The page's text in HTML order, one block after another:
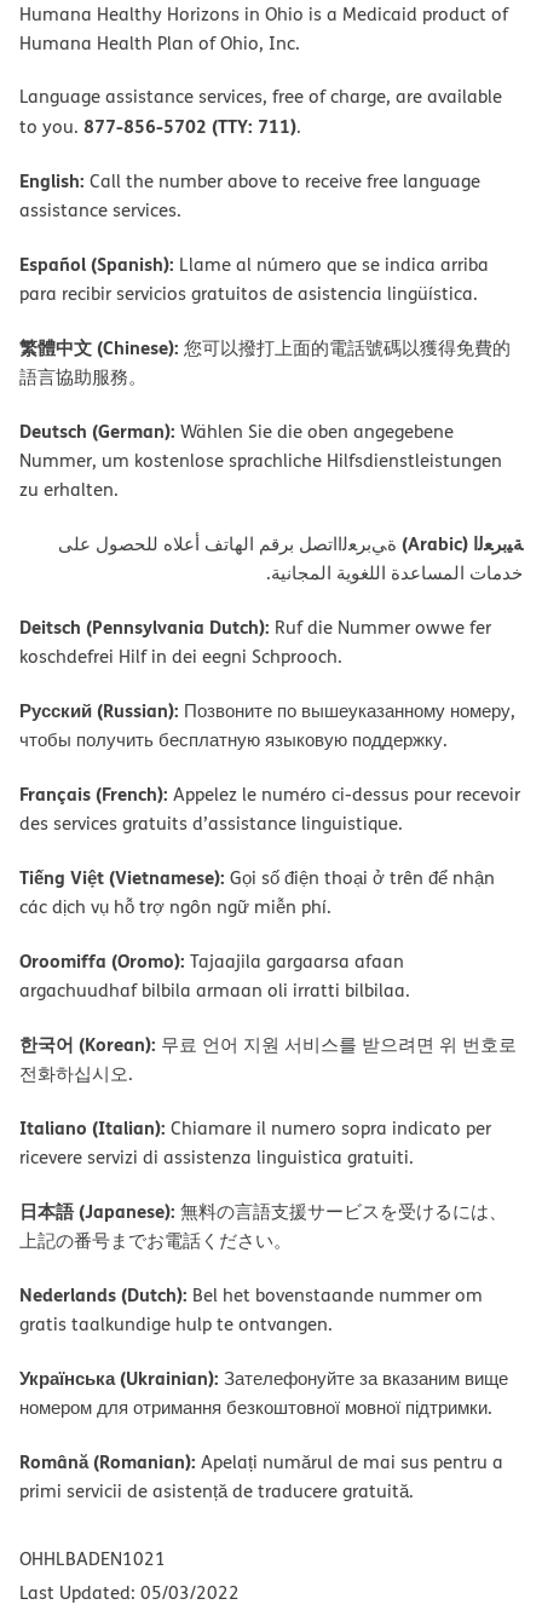
Humana Healthy Horizons in Ohio is a Medicaid product of
Humana Health Plan of Ohio, Inc.
Language assistance services, free of charge, are available
to you. 877-856-5702 (TTY: 711).
English: Call the number above to receive free language
assistance services.
Español (Spanish): Llame al número que se indica arriba
para recibir servicios gratuitos de asistencia lingüística.
繁體中文 (Chinese): 您可以撥打上面的電話號碼以獲得免費的
語言協助服務。
Deutsch (German): Wählen Sie die oben angegebene
Nummer, um kostenlose sprachliche Hilfsdienstleistungen
zu erhalten.
ﺔﯿﺑﺮﻌﻟا (Arabic)
ةﻲﺑﺮﻌﻟااﺗﺼﻞ ﺑﺮﻗﻢ اﻟﮭﺎﺗﻒ أﻋﻼه ﻟﻠﺤﺼﻮل ﻋﻠﻰ
ﺧﺪﻣﺎت اﻟﻤﺴﺎﻋﺪة اﻟﻠﻐﻮﯾﺔ اﻟﻤﺠﺎﻧﯿﺔ.
Deitsch (Pennsylvania Dutch): Ruf die Nummer owwe fer
koschdefrei Hilf in dei eegni Schprooch.
Русский (Russian): Позвоните по вышеуказанному номеру,
чтобы получить бесплатную языковую поддержку.
Français (French): Appelez le numéro ci-dessus pour recevoir
des services gratuits d’assistance linguistique.
Tiếng Việt (Vietnamese): Gọi số điện thoại ở trên để nhận
các dịch vụ hỗ trợ ngôn ngữ miễn phí.
Oroomiffa (Oromo): Tajaajila gargaarsa afaan
argachuudhaf bilbila armaan oli irratti bilbilaa.
한국어 (Korean): 무료 언어 지원 서비스를 받으려면 위 번호로
전화하십시오.
Italiano (Italian): Chiamare il numero sopra indicato per
ricevere servizi di assistenza linguistica gratuiti.
日本語 (Japanese): 無料の言語支援サービスを受けるには、
上記の番号までお電話ください。
Nederlands (Dutch): Bel het bovenstaande nummer om
gratis taalkundige hulp te ontvangen.
Українська (Ukrainian): Зателефонуйте за вказаним вище
номером для отримання безкоштовної мовної підтримки.
Română (Romanian): Apelați numărul de mai sus pentru a
primi servicii de asistență de traducere gratuită.
OHHLBADEN1021
Last Updated: 05/03/2022